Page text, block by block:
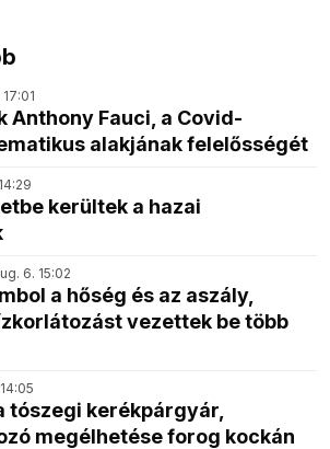
Anthony Fauci, a Covid-
alakjának felelősségét
kerültek a hazai
6. 15:02
a hőség és az aszály,
vezettek be több
tószegi kerékpárgyár,
megélhetése forog kockán